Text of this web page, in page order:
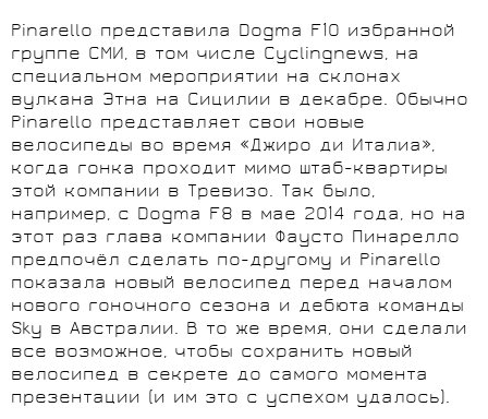
Pinarello представила Dogma F10 избранной
группе СМИ, в том числе Cyclingnews, на
специальном мероприятии на склонах
вулкана Этна на Сицилии в декабре. Обычно
Pinarello представляет свои новые
велосипеды во время «Джиро ди Италиа»,
когда гонка проходит мимо штаб-квартиры
этой компании в Тревизо. Так было,
например, с Dogma F8 в мае 2014 года, но на
этот раз глава компании Фаусто Пинарелло
предпочёл сделать по-другому и Pinarello
показала новый велосипед перед началом
нового гоночного сезона и дебюта команды
Sky в Австралии. В то же время, они сделали
все возможное, чтобы сохранить новый
велосипед в секрете до самого момента
презентации (и им это с успехом удалось).